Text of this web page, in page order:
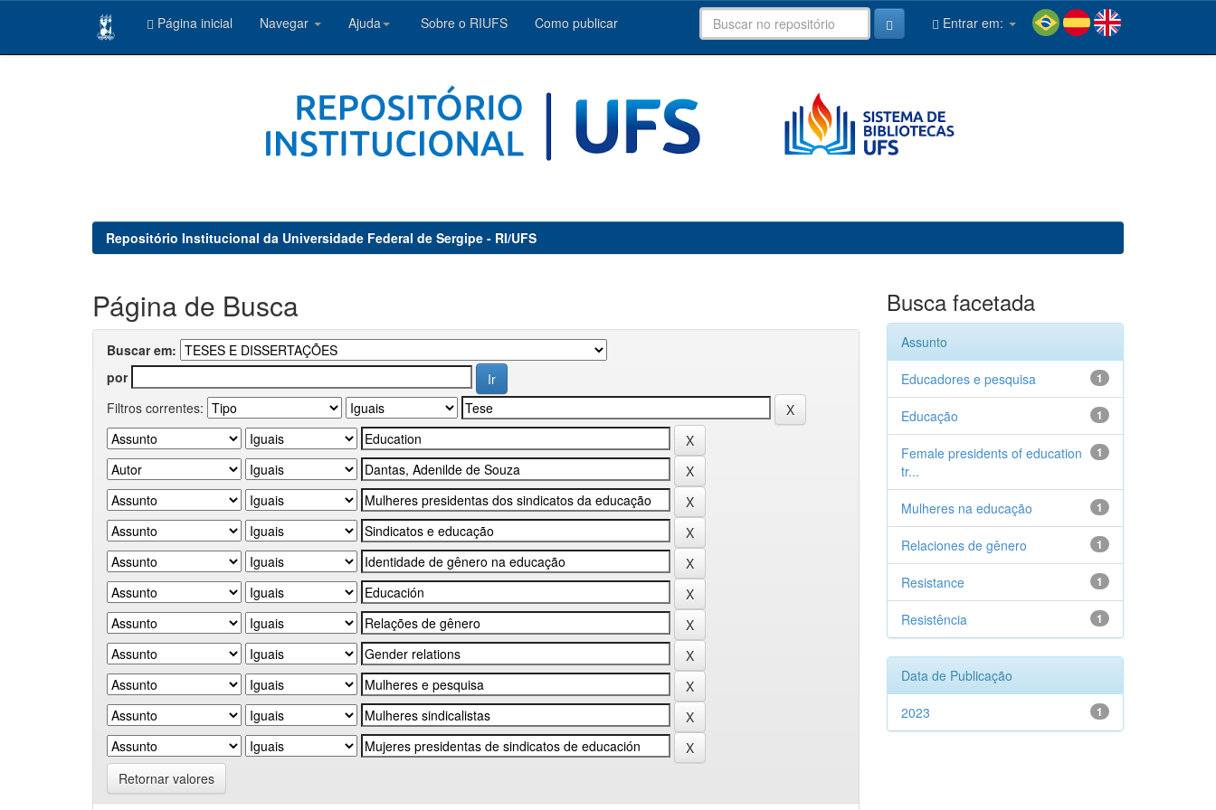
Página inicial Navegar Ajuda Sobre o RIUFS Como publicar Entrar em:
Repositório Institucional da Universidade Federal de Sergipe - RI/UFS
Página de Busca
Buscar em:
por
Filtros correntes:
Retornar valores
Busca facetada
Assunto
1
Educadores e pesquisa
1
Educação
1
Female presidents of education
tr...
1
Mulheres na educação
1
Relaciones de gênero
1
Resistance
1
Resistência
Data de Publicação
1
2023